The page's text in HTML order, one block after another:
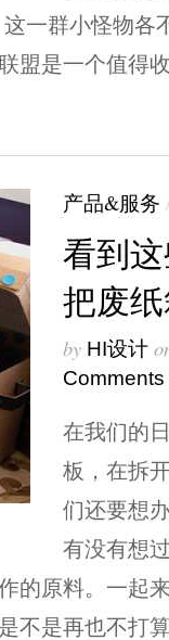
一群小怪物各
盟是一个值得
产品&服务
看到
把废
by HI设计
Comments
在我们的
板，在拆
们还要想
有没有想
的原料。一起
不是再也不打